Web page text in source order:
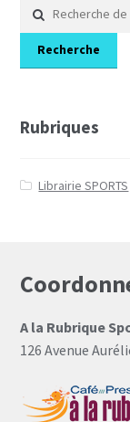
Recherche
pour :
Recherche
Rubriques
Librairie SPORTS
A la Rubrique
126 Avenue